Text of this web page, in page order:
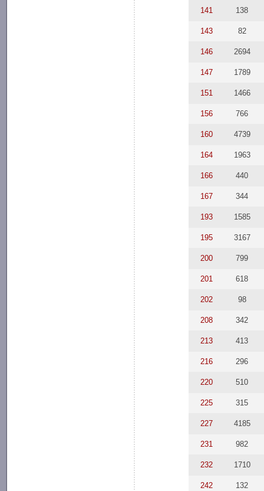
141 138
143 82
146 2694
147 1789
151 1466
156 766
160 4739
164 1963
166 440
167 344
193 1585
195 3167
200 799
201 618
202 98
208 342
213 413
216 296
220 510
225 315
227 4185
231 982
232 1710
242 132